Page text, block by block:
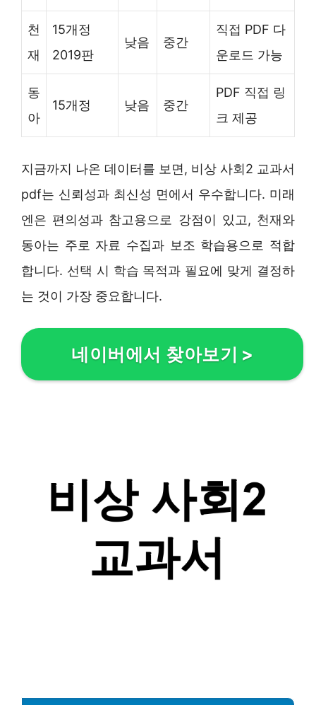
천
재
15개정
2019판
낮음 중간
직접 PDF 다
운로드 가능
동
아
15개정 낮음 중간
PDF 직접 링
크 제공
지금까지 나온 데이터를 보면, 비상 사회2 교과서
pdf는 신뢰성과 최신성 면에서 우수합니다. 미래
엔은 편의성과 참고용으로 강점이 있고, 천재와
동아는 주로 자료 수집과 보조 학습용으로 적합
합니다. 선택 시 학습 목적과 필요에 맞게 결정하
는 것이 가장 중요합니다.
네이버에서 찾아보기 >